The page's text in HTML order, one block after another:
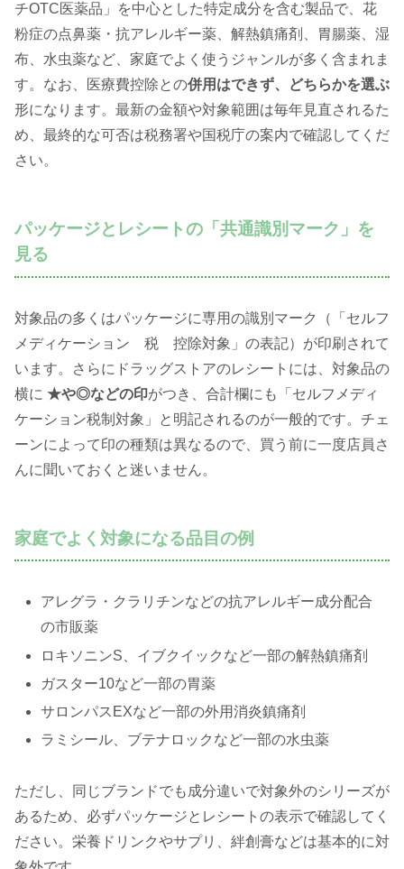
チOTC医薬品」を中心とした特定成分を含む製品で、花
粉症の点鼻薬・抗アレルギー薬、解熱鎮痛剤、胃腸薬、湿
布、水虫薬など、家庭でよく使うジャンルが多く含まれま
す。なお、医療費控除との併用はできず、どちらかを選ぶ
形になります。最新の金額や対象範囲は毎年見直されるた
め、最終的な可否は税務署や国税庁の案内で確認してくだ
さい。
パッケージとレシートの「共通識別マーク」を
見る
対象品の多くはパッケージに専用の識別マーク（「セルフ
メディケーション 税 控除対象」の表記）が印刷されて
います。さらにドラッグストアのレシートには、対象品の
横に ★や◎などの印がつき、合計欄にも「セルフメディ
ケーション税制対象」と明記されるのが一般的です。チェ
ーンによって印の種類は異なるので、買う前に一度店員さ
んに聞いておくと迷いません。
家庭でよく対象になる品目の例
アレグラ・クラリチンなどの抗アレルギー成分配合
の市販薬
ロキソニンS、イブクイックなど一部の解熱鎮痛剤
ガスター10など一部の胃薬
サロンパスEXなど一部の外用消炎鎮痛剤
ラミシール、ブテナロックなど一部の水虫薬
ただし、同じブランドでも成分違いで対象外のシリーズが
あるため、必ずパッケージとレシートの表示で確認してく
ださい。栄養ドリンクやサプリ、絆創膏などは基本的に対